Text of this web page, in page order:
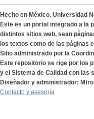
Hecho en México. Universidad
Este es un portal integrado a la
distintos sitios web, sean
los textos como de las
Sitio administrado por la
Este repositorio se rige por los
y el Sistema de Calidad con las
Diseñador y administrador:
Contacto y asesoría